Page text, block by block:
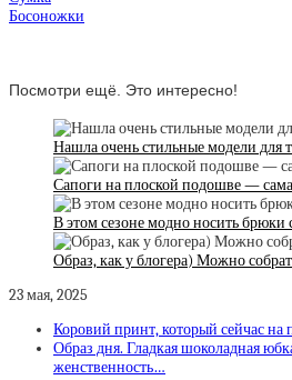
Босоножки
Посмотри ещё. Это интересно!
Нашла очень стильные модели для
Сапоги на плоской подошве —
В этом сезоне модно носить
Образ, как у блогера) Можно
23 мая, 2025
Коровий принт, который сейчас на
Образ дня. Гладкая шоколадная
женственность…